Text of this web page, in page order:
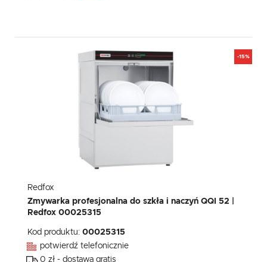
-15%
Redfox
Zmywarka profesjonalna do szkła i naczyń QQI 52 |
Redfox 00025315
Kod produktu: 00025315
potwierdź telefonicznie
0 zł - dostawa gratis